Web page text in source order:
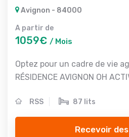
Avignon - 84000
A partir de
1059€ / Mois
Optez pour un cadre de vie
RÉSIDENCE AVIGNON OH
RSS 87 lits
Recevoir